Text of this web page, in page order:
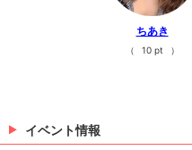
ちあき
（ 10 pt ）
イベント情報